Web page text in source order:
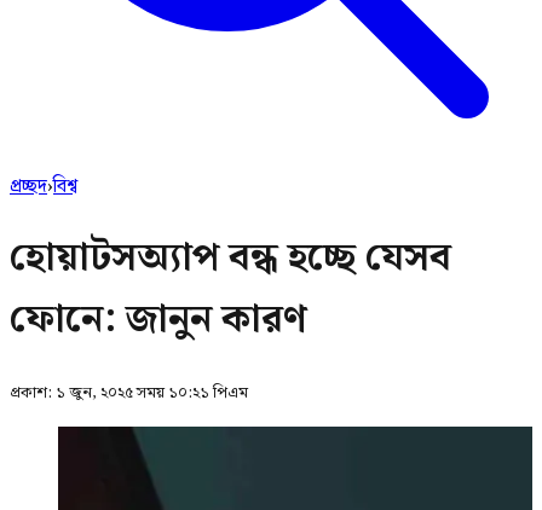
প্রচ্ছদ›বিশ্ব
হোয়াটসঅ্যাপ বন্ধ হচ্ছে যেসব
ফোনে: জানুন কারণ
প্রকাশ: ১ জুন, ২০২৫ সময় ১০:২১ পিএম